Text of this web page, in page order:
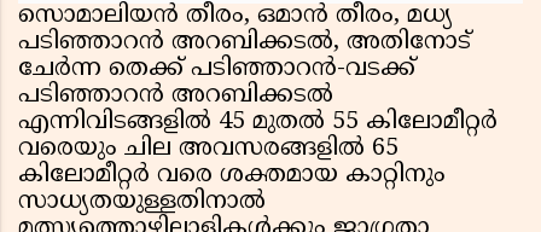
സൊമാലിയൻ തീരം, ഒമാൻ തീരം, മധ്യ
പടിഞ്ഞാറൻ അറബിക്കടൽ, അതിനോട്
ചേർന്ന തെക്ക് പടിഞ്ഞാറൻ-വടക്ക്
പടിഞ്ഞാറൻ അറബിക്കടൽ
എന്നിവിടങ്ങളിൽ 45 മുതൽ 55 കിലോമീറ്റർ
വരെയും ചില അവസരങ്ങളിൽ 65
കിലോമീറ്റർ വരെ ശക്തമായ കാറ്റിനും
സാധ്യതയുള്ളതിനാൽ